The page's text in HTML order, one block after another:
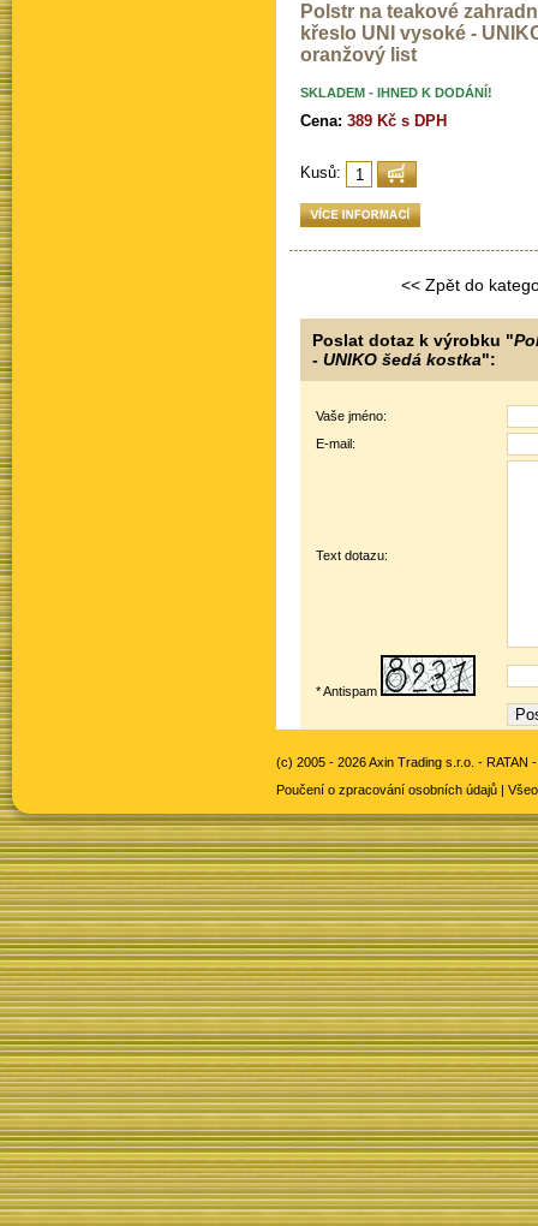
Polstr na teakové
křeslo UNI vysoké -
oranžový list
SKLADEM - IHNED K DODÁNÍ!
Cena: 389 Kč s DPH
Kusů:
<< Zpět do
Poslat dotaz k výrobku "
- UNIKO šedá kostka":
Vaše jméno:
E-mail:
Text dotazu:
* Antispam
(c) 2005 - 2026 Axin Trading s.r.o. - RATAN
Poučení o zpracování osobních údajů |